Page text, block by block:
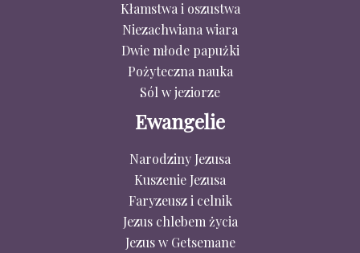
Kłamstwa i oszustwa
Niezachwiana wiara
Dwie młode papużki
Pożyteczna nauka
Sól w jeziorze
Ewangelie
Narodziny Jezusa
Kuszenie Jezusa
Faryzeusz i celnik
Jezus chlebem życia
Jezus w Getsemane